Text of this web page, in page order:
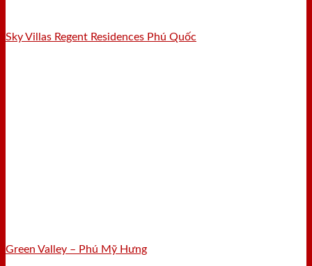
Sky Villas Regent Residences Phú Quốc
Green Valley – Phú Mỹ Hưng